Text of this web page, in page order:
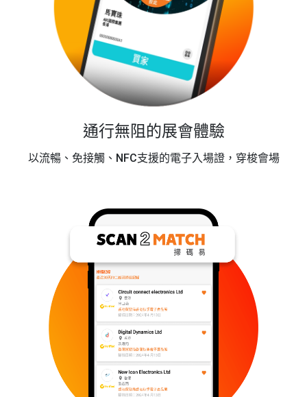
通行無阻的展會體驗
以流暢、免接觸、NFC支援的電子入場證，穿梭會場